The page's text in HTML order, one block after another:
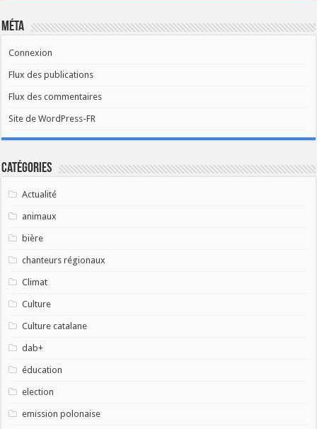
Méta
Connexion
Flux des publications
Flux des commentaires
Site de WordPress-FR
Catégories
Actualité
animaux
bière
chanteurs régionaux
Climat
Culture
Culture catalane
dab+
éducation
election
emission polonaise